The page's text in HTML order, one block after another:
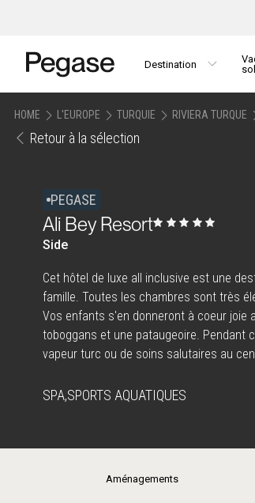
Destination
HOME L'EUROPE TURQUIE RIVIERA TURQUE
Retour à la sélection
PEGASE
Ali Bey Resort
Side
Cet hôtel de luxe all inclusive est une
famille. Toutes les chambres sont très
Vos enfants s'en donneront à coeur joie
toboggans et une pataugeoire. Pendant
vapeur turc ou de soins salutaires au
SPA,SPORTS AQUATIQUES
Aménagements